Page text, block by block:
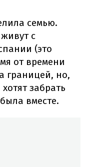
семью.
с
(это
от времени
границей, но,
забрать
вместе.